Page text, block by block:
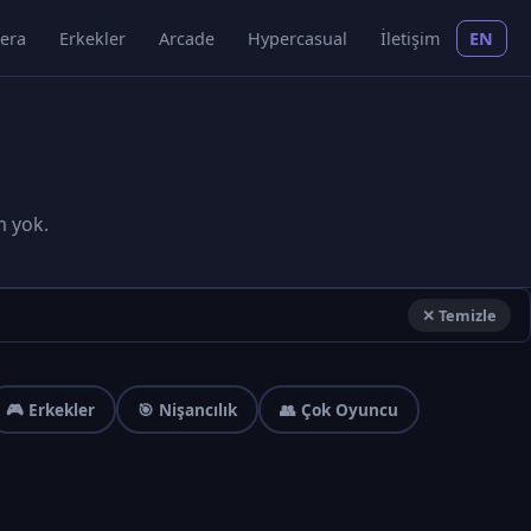
Erkekler Arcade Hypercasual İletişim EN
yok.
✕ Temizle
🎮 Erkekler 🎯 Nişancılık 👥 Çok Oyuncu